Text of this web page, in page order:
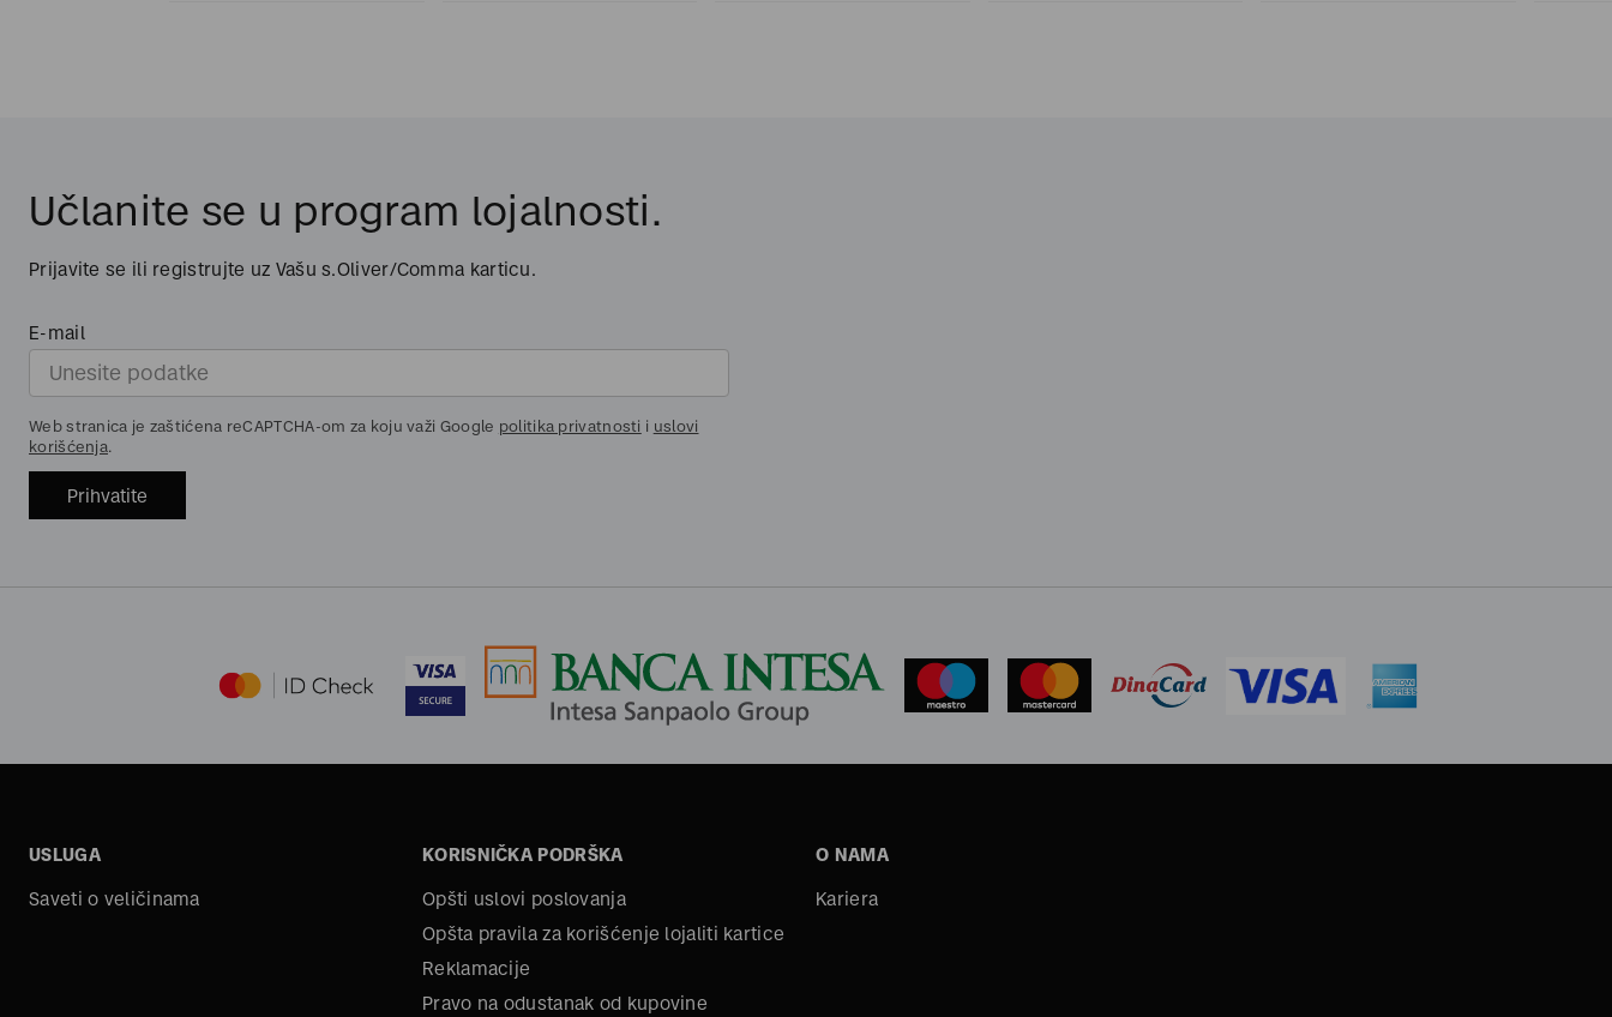
Učlanite se u program lojalnosti.
Prijavite se ili registrujte uz Vašu s.Oliver/Comma karticu.
E-mail
Web stranica je zaštićena reCAPTCHA-om za koju važi Google politika privatnosti i uslovi
korišćenja.
Prihvatite
USLUGA
Saveti o veličinama
KORISNIČKA PODRŠKA
Opšti uslovi poslovanja
Opšta pravila za korišćenje lojaliti kartice
Reklamacije
Pravo na odustanak od kupovine
O NAMA
Kariera